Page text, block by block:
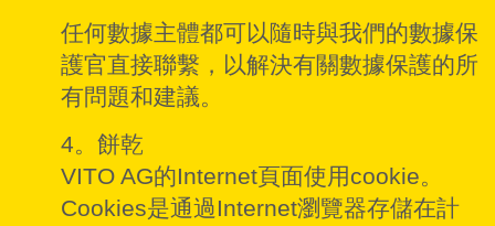
任何數據主體都可以隨時與我們的數據保
護官直接聯繫，以解決有關數據保護的所
有問題和建議。
4。餅乾
VITO AG的Internet頁面使用cookie。
Cookies是通過Internet瀏覽器存儲在計